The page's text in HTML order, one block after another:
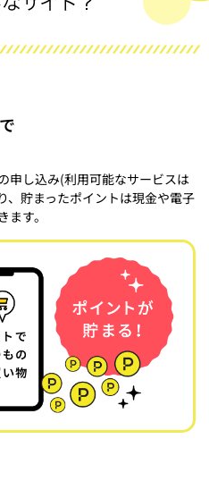
申し込み(利用可能なサービスは
、貯まったポイントは現金や電子
す。